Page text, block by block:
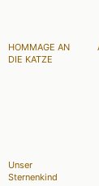
HOMMAGE AN
DIE KATZE
Unser
Sternenkind